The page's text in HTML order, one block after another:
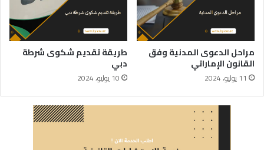
مراحل الدعوى المدنية وفق
القانون الإماراتي
11 يوليو، 2024
طريقة تقديم شكوى شرطة
دبي
10 يوليو، 2024